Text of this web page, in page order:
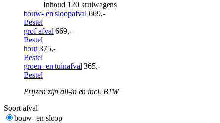
Inhoud 120 kruiwagens
bouw- en sloopafval 669,-
Bestel
grof afval 669,-
Bestel
hout 375,-
Bestel
groen- en tuinafval 365,-
Bestel
Prijzen zijn all-in en incl. BTW
Soort afval
bouw- en sloop